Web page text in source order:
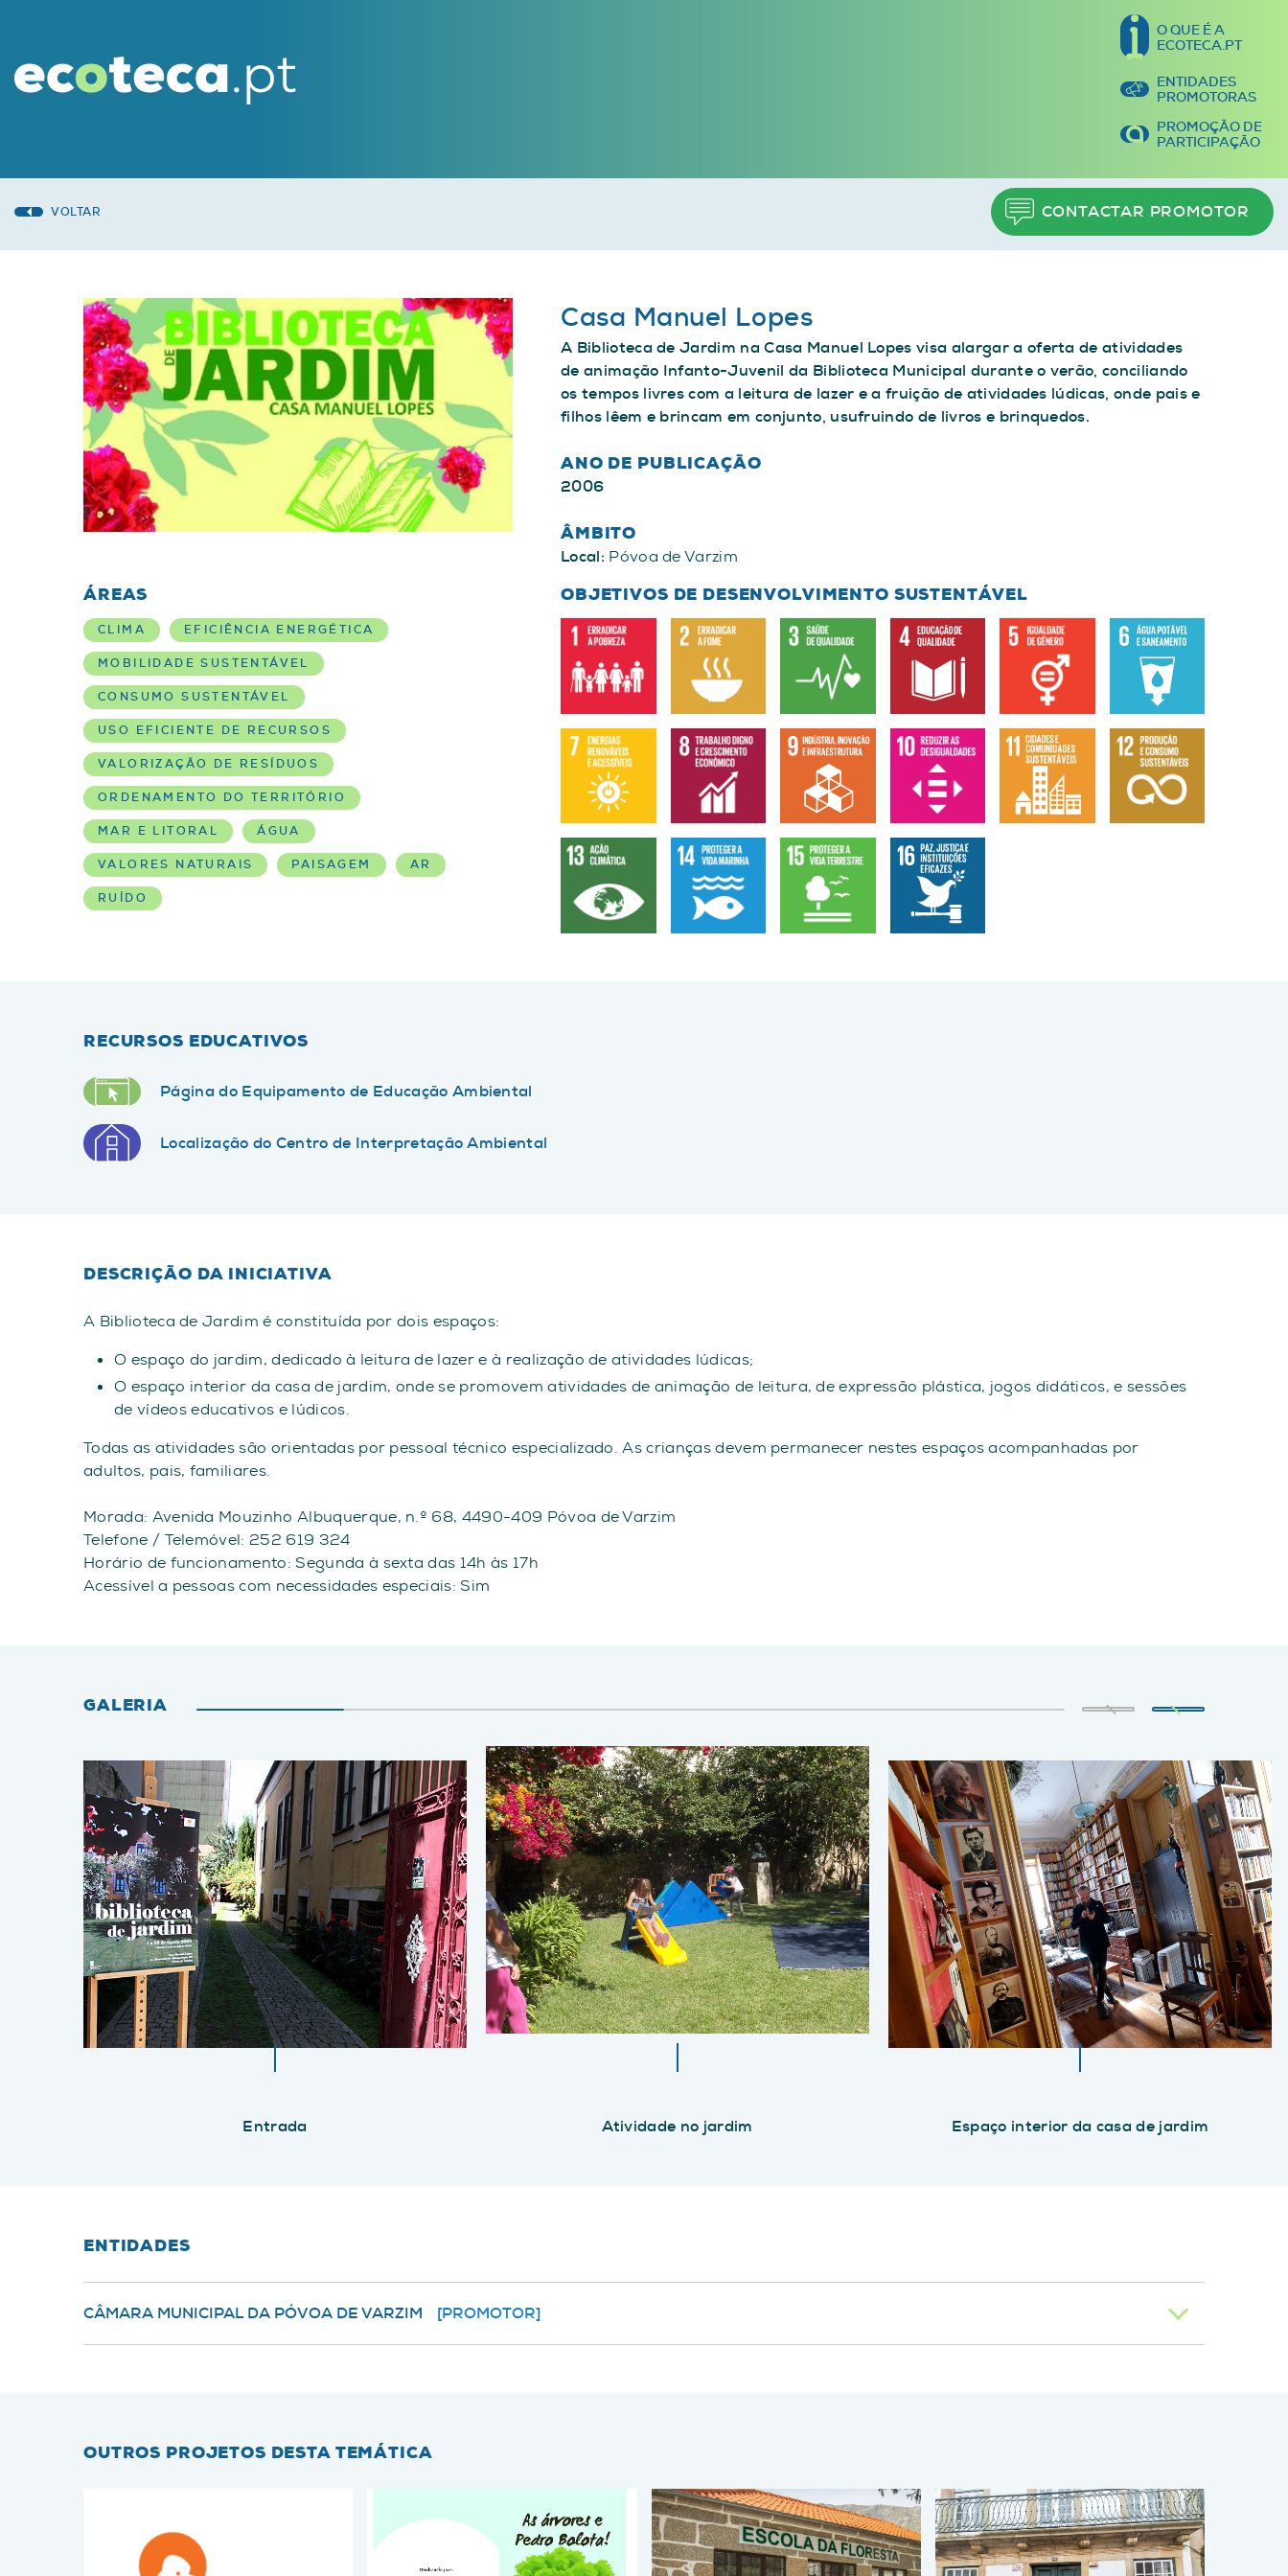
O QUE É A
ECOTECA.PT
ENTIDADES
PROMOTORAS
PROMOÇÃO DE
PARTICIPAÇÃO
VOLTAR CONTACTAR PROMOTOR
Casa Manuel Lopes
A Biblioteca de Jardim na Casa Manuel Lopes visa alargar a oferta de atividades
de animação Infanto-Juvenil da Biblioteca Municipal durante o verão, conciliando
os tempos livres com a leitura de lazer e a fruição de atividades lúdicas, onde pais e
filhos lêem e brincam em conjunto, usufruindo de livros e brinquedos.
ANO DE PUBLICAÇÃO
2006
ÂMBITO
Local: Póvoa de Varzim
ÁREAS
CLIMA EFICIÊNCIA ENERGÉTICA
MOBILIDADE SUSTENTÁVEL
CONSUMO SUSTENTÁVEL
USO EFICIENTE DE RECURSOS
VALORIZAÇÃO DE RESÍDUOS
ORDENAMENTO DO TERRITÓRIO
MAR E LITORAL ÁGUA
VALORES NATURAIS PAISAGEM AR
RUÍDO
OBJETIVOS DE DESENVOLVIMENTO SUSTENTÁVEL
RECURSOS EDUCATIVOS
Página do Equipamento de Educação Ambiental
Localização do Centro de Interpretação Ambiental
DESCRIÇÃO DA INICIATIVA
A Biblioteca de Jardim é constituída por dois espaços:
O espaço do jardim, dedicado à leitura de lazer e à realização de atividades lúdicas;
O espaço interior da casa de jardim, onde se promovem atividades de animação de leitura, de expressão plástica, jogos didáticos, e sessões
de vídeos educativos e lúdicos.
Todas as atividades são orientadas por pessoal técnico especializado. As crianças devem permanecer nestes espaços acompanhadas por
adultos, pais, familiares.
Morada: Avenida Mouzinho Albuquerque, n.º 68, 4490-409 Póvoa de Varzim
Telefone / Telemóvel: 252 619 324
Horário de funcionamento: Segunda à sexta das 14h às 17h
Acessível a pessoas com necessidades especiais: Sim
GALERIA
Entrada Atividade no jardim Espaço interior da casa de jardim
ENTIDADES
CÂMARA MUNICIPAL DA PÓVOA DE VARZIM [PROMOTOR]
OUTROS PROJETOS DESTA TEMÁTICA